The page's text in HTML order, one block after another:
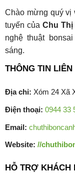
Chào mừng quý vị
tuyến củaChu
nghệ thuật
sáng.
THÔNG TIN LIÊN
Địa chỉ: Xóm 24 Xã
Điện thoại: 0944 33
Email:
Website: //
HỖ TRỢ KHÁCH